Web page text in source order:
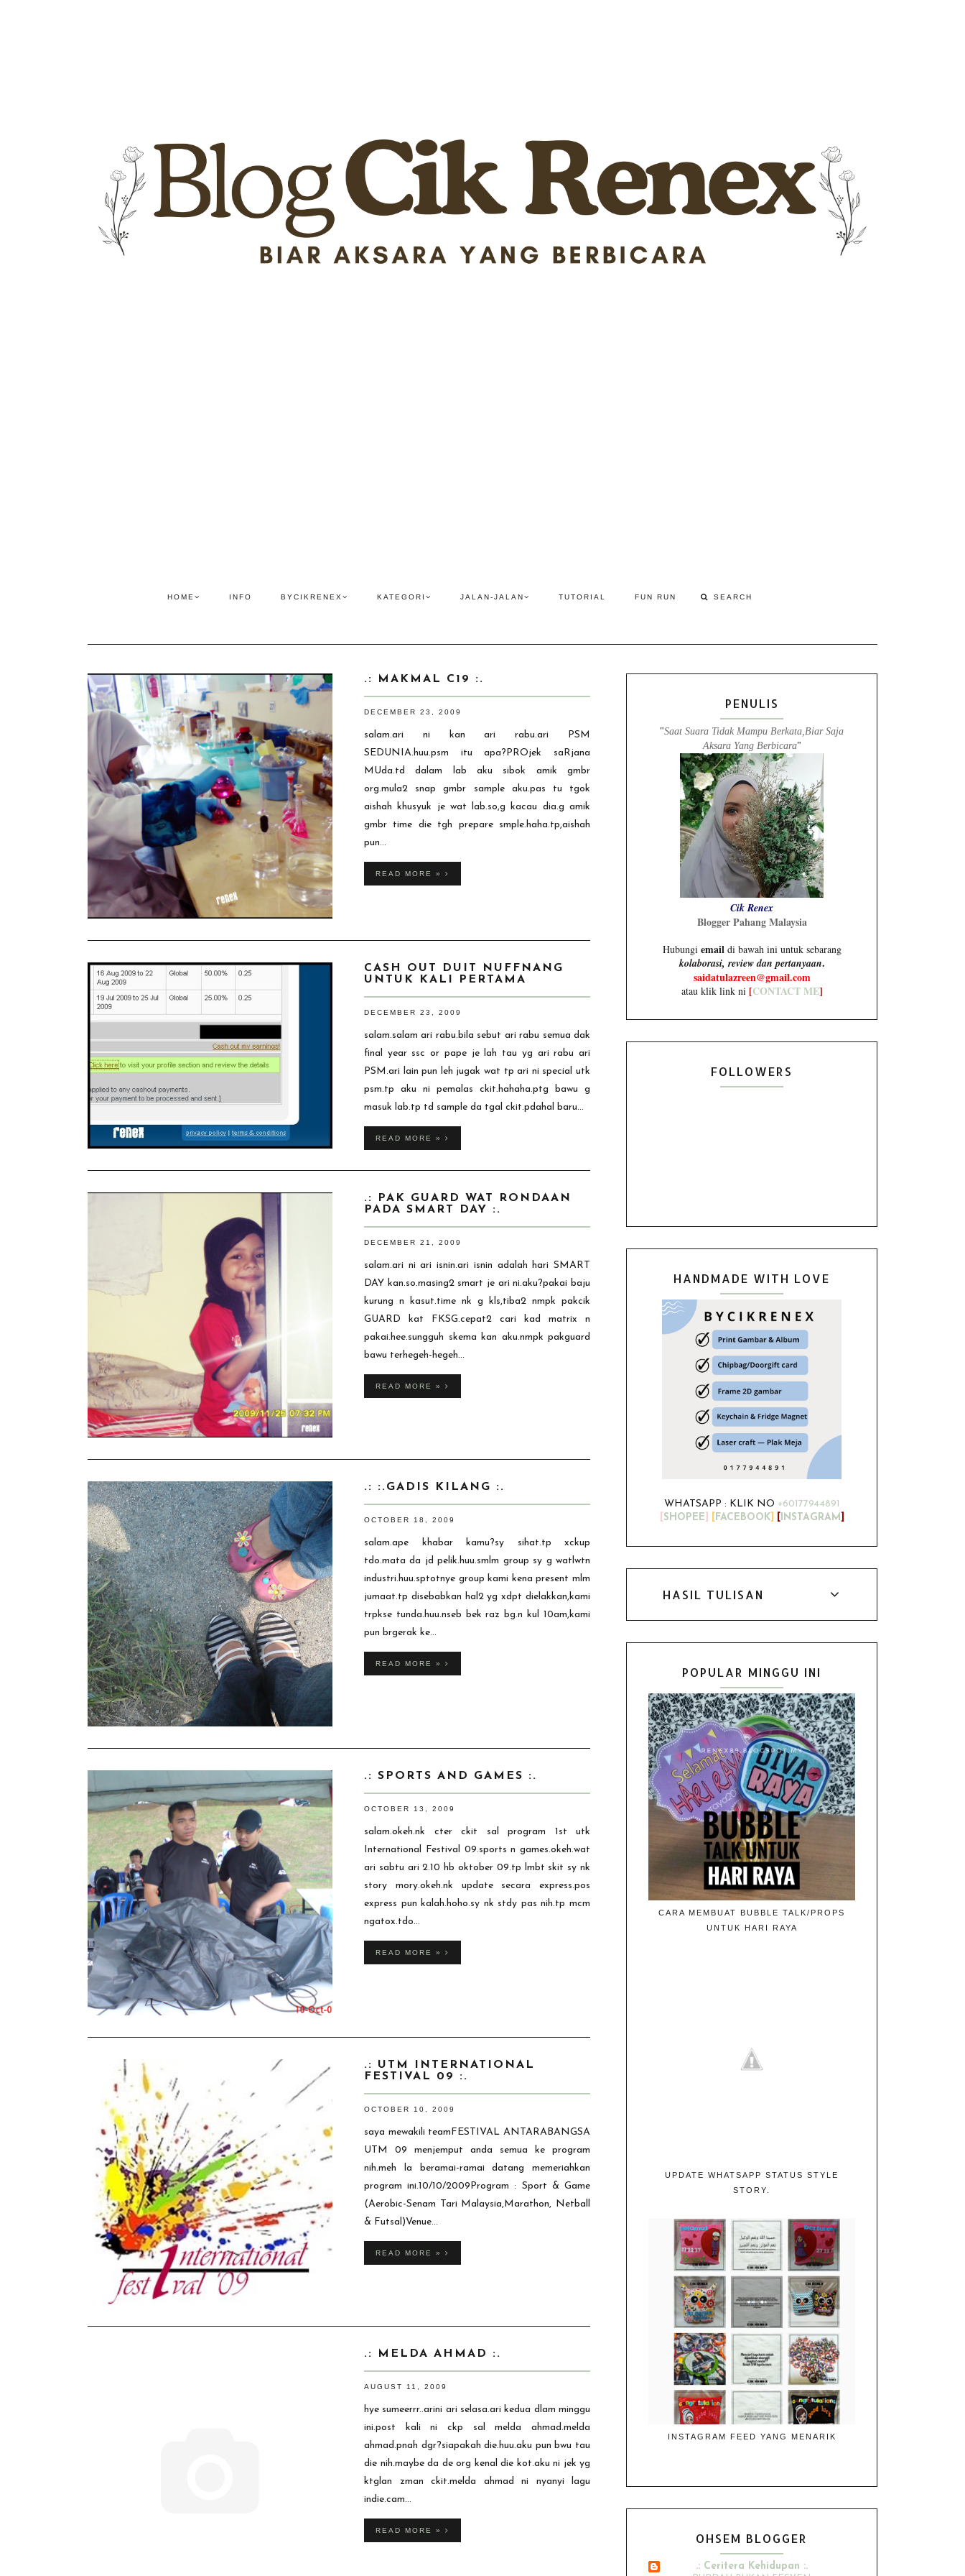
HOME INFO BYCIKRENEX KATEGORI JALAN-JALAN TUTORIAL FUN RUN
.: MAKMAL C19 :.
DECEMBER 23, 2009
salam.ari ni kan ari rabu.ari PSM
SEDUNIA.huu.psm itu apa?PROjek saRjana
MUda.td dalam lab aku sibok amik gmbr
org.mula2 snap gmbr sample aku.pas tu tgok
aishah khusyuk je wat lab.so,g kacau dia.g amik
gmbr time die tgh prepare smple.haha.tp,aishah
pun...
READ MORE »
CASH OUT DUIT NUFFNANG
UNTUK KALI PERTAMA
DECEMBER 23, 2009
salam.salam ari rabu.bila sebut ari rabu semua dak
final year ssc or pape je lah tau yg ari rabu ari
PSM.ari lain pun leh jugak wat tp ari ni special utk
psm.tp aku ni pemalas ckit.hahaha.ptg bawu g
masuk lab.tp td sample da tgal ckit.pdahal baru...
READ MORE »
.: PAK GUARD WAT RONDAAN
PADA SMART DAY :.
DECEMBER 21, 2009
salam.ari ni ari isnin.ari isnin adalah hari SMART
DAY kan.so.masing2 smart je ari ni.aku?pakai baju
kurung n kasut.time nk g kls,tiba2 nmpk pakcik
GUARD kat FKSG.cepat2 cari kad matrix n
pakai.hee.sungguh skema kan aku.nmpk pakguard
bawu terhegeh-hegeh...
READ MORE »
.: :.GADIS KILANG :.
OCTOBER 18, 2009
salam.ape khabar kamu?sy sihat.tp xckup
tdo.mata da jd pelik.huu.smlm group sy g watlwtn
industri.huu.sptotnye group kami kena present mlm
jumaat.tp disebabkan hal2 yg xdpt dielakkan,kami
trpkse tunda.huu.nseb bek raz bg.n kul 10am,kami
pun brgerak ke...
READ MORE »
.: SPORTS AND GAMES :.
OCTOBER 13, 2009
salam.okeh.nk cter ckit sal program 1st utk
International Festival 09.sports n games.okeh.wat
ari sabtu ari 2.10 hb oktober 09.tp lmbt skit sy nk
story mory.okeh.nk update secara express.pos
express pun kalah.hoho.sy nk stdy pas nih.tp mcm
ngatox.tdo...
READ MORE »
.: UTM INTERNATIONAL
FESTIVAL 09 :.
OCTOBER 10, 2009
saya mewakili teamFESTIVAL ANTARABANGSA
UTM 09 menjemput anda semua ke program
nih.meh la beramai-ramai datang memeriahkan
program ini.10/10/2009Program : Sport & Game
(Aerobic-Senam Tari Malaysia,Marathon, Netball
& Futsal)Venue...
READ MORE »
.: MELDA AHMAD :.
AUGUST 11, 2009
hye sumeerrr..arini ari selasa.ari kedua dlam minggu
ini.post kali ni ckp sal melda ahmad.melda
ahmad.pnah dgr?siapakah die.huu.aku pun bwu tau
die nih.maybe da de org kenal die kot.aku ni jek yg
ktglan zman ckit.melda ahmad ni nyanyi lagu
indie.cam...
READ MORE »
PENULIS
"Saat Suara Tidak Mampu Berkata,Biar Saja
Aksara Yang Berbicara"
Cik Renex
Blogger Pahang Malaysia
Hubungi emaildi bawah ini untuk sebarang
kolaborasi, review dan pertanyaan.
saidatulazreen@gmail.com
atau klik link ni [CONTACT ME]
FOLLOWERS
HANDMADE WITH LOVE
WHATSAPP : KLIK NO +60177944891
[SHOPEE] [FACEBOOK] [INSTAGRAM]
HASIL TULISAN
POPULAR MINGGU INI
CARA MEMBUAT BUBBLE TALK/PROPS
UNTUK HARI RAYA
UPDATE WHATSAPP STATUS STYLE
STORY.
INSTAGRAM FEED YANG MENARIK
OHSEM BLOGGER
.: Ceritera Kehidupan :.